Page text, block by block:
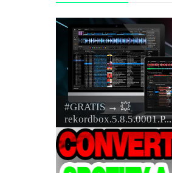
#GRATIS → 💥
rekordbox.5.8.5.0001.P...